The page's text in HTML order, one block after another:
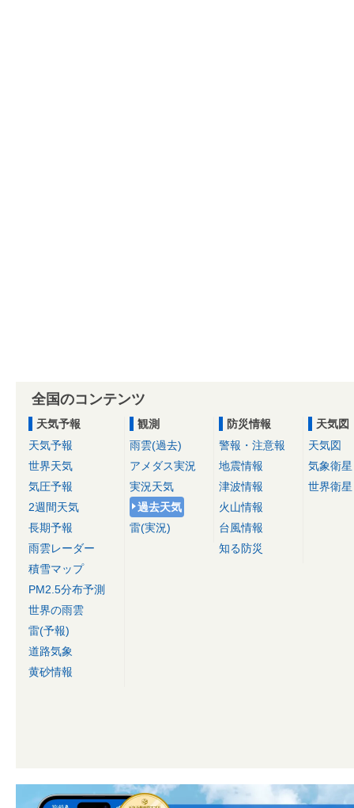
全国のコンテンツ
天気予報
天気予報
世界天気
気圧予報
2週間天気
長期予報
雨雲レーダー
積雪マップ
PM2.5分布予測
世界の雨雲
雷(予報)
道路気象
黄砂情報
観測
雨雲(過去)
アメダス実況
実況天気
過去天気
雷(実況)
防災情報
警報・注意報
地震情報
津波情報
火山情報
台風情報
知る防災
天気図
天気図
気象衛星
世界衛星